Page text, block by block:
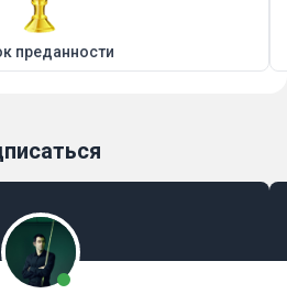
преданности